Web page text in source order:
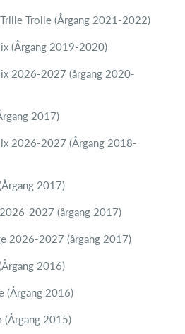
Trolle (Årgang 2021-2022)
(Årgang 2019-2020)
2026-2027 (årgang 2020-
2017)
2026-2027 (Årgang 2018-
2017)
2027 (årgang 2017)
2026-2027 (årgang 2017)
2016)
(Årgang 2016)
(Årgang 2015)